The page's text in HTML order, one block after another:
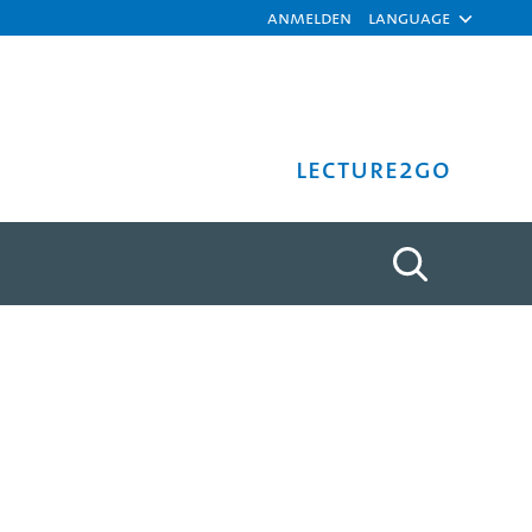
Anmelden Language
Lecture2Go